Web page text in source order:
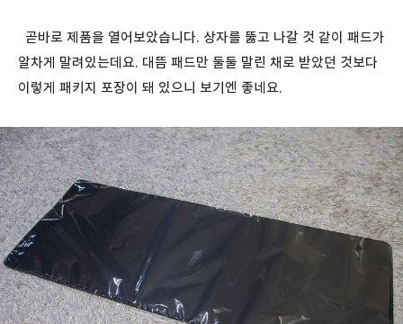
곧바로 제품을 열어보았습니다. 상자를 뚫고 나갈 것 같이 패드가
알차게 말려있는데요. 대뜸 패드만 둘둘 말린 채로 받았던 것보다
이렇게 패키지 포장이 돼 있으니 보기엔 좋네요.